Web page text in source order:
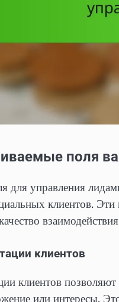
поля
для управления
клиентов.
клиентов
клиентов
или интересы.